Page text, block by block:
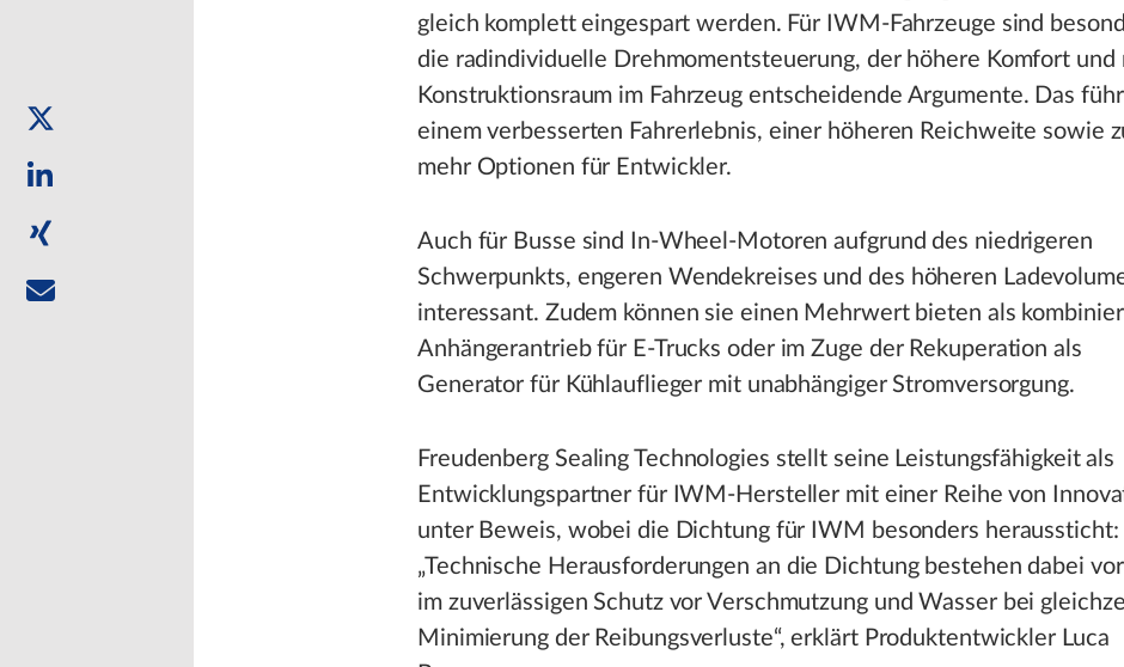
gleich komplett eingespart werden. Für IWM-Fahrzeuge sind
die radindividuelle Drehmomentsteuerung, der höhere Komfort und
Konstruktionsraum im Fahrzeug entscheidende Argumente. Das
einem verbesserten Fahrerlebnis, einer höheren Reichweite sowie
mehr Optionen für Entwickler.
Auch für Busse sind In-Wheel-Motoren aufgrund des niedrigeren
Schwerpunkts, engeren Wendekreises und des höheren
interessant. Zudem können sie einen Mehrwert bieten als
Anhängerantrieb für E-Trucks oder im Zuge der Rekuperation als
Generator für Kühlauflieger mit unabhängiger Stromversorgung.
Freudenberg Sealing Technologies stellt seine Leistungsfähigkeit als
Entwicklungspartner für IWM-Hersteller mit einer Reihe von
unter Beweis, wobei die Dichtung für IWM besonders heraussticht:
„Technische Herausforderungen an die Dichtung bestehen dabei
im zuverlässigen Schutz vor Verschmutzung und Wasser bei
Minimierung der Reibungsverluste“, erklärt Produktentwickler Luca